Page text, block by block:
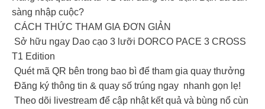
sàng nhập cuộc?
CÁCH THỨC THAM GIA ĐƠN GIẢN
Sở hữu ngay Dao cạo 3 lưỡi DORCO PACE 3 CROSS
T1 Edition
Quét mã QR bên trong bao bì để tham gia quay thưởng
Đăng ký thông tin & quay số trúng ngay nhanh gọn lẹ!
Theo dõi livestream để cập nhật kết quả và bùng nổ cùn